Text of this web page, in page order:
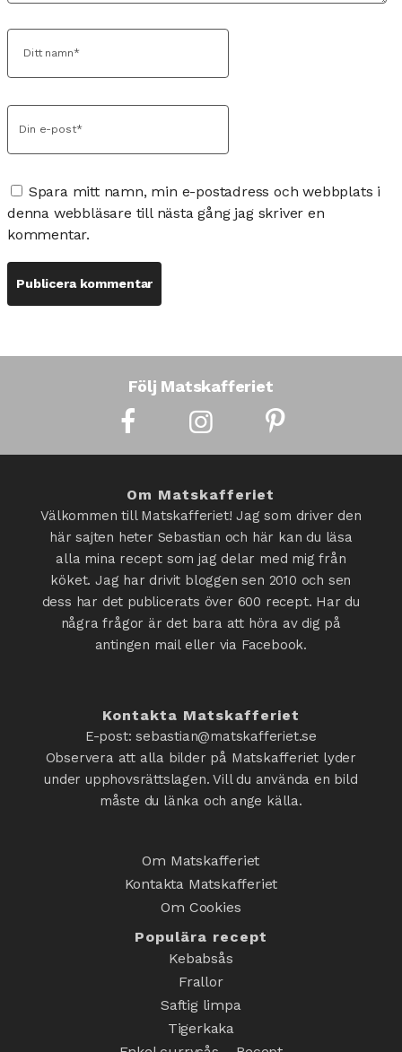
Spara mitt namn, min e-postadress och webbplats i
denna webbläsare till nästa gång jag skriver en
kommentar.
Följ Matskafferiet
Om Matskafferiet
Välkommen till Matskafferiet! Jag som driver den
här sajten heter Sebastian och här kan du läsa
alla mina recept som jag delar med mig från
köket. Jag har drivit bloggen sen 2010 och sen
dess har det publicerats över 600 recept. Har du
några frågor är det bara att höra av dig på
antingen mail eller via Facebook.
Kontakta Matskafferiet
E-post: sebastian@matskafferiet.se
Observera att alla bilder på Matskafferiet lyder
under upphovsrättslagen. Vill du använda en bild
måste du länka och ange källa.
Om Matskafferiet
Kontakta Matskafferiet
Om Cookies
Populära recept
Kebabsås
Frallor
Saftig limpa
Tigerkaka